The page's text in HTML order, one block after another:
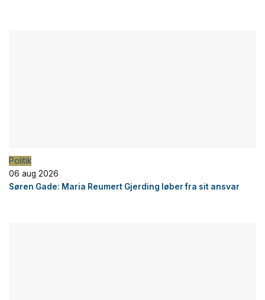
Politik
06 aug 2026
Søren Gade: Maria Reumert Gjerding løber fra sit ansvar